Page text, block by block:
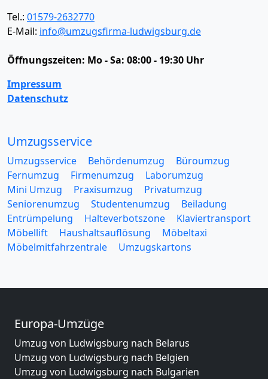
Tel.: 01579-2632770
E-Mail: info@umzugsfirma-ludwigsburg.de
Öffnungszeiten: Mo - Sa: 08:00 - 19:30 Uhr
Impressum
Datenschutz
Umzugsservice
Umzugsservice Behördenumzug
Büroumzug
Fernumzug
Firmenumzug
Laborumzug
Mini Umzug
Praxisumzug
Privatumzug
Seniorenumzug
Studentenumzug
Beiladung
Entrümpelung
Halteverbotszone
Klaviertransport
Möbellift
Haushaltsauflösung
Möbeltaxi
Möbelmitfahrzentrale
Umzugskartons
Europa-Umzüge
Umzug von Ludwigsburg nach Belarus
Umzug von Ludwigsburg nach Belgien
Umzug von Ludwigsburg nach Bulgarien